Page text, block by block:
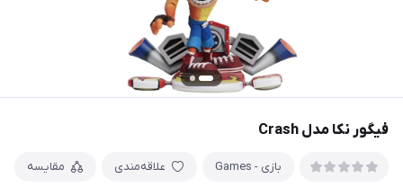
فیگور نکا مدل Crash
بازی - Games علاقه‌مندی مقایسه